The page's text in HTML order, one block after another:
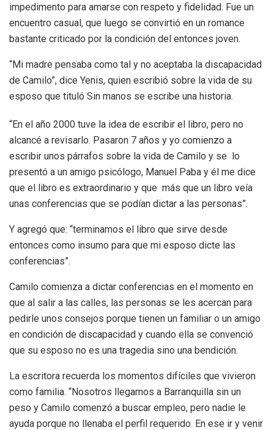
impedimento para amarse con respeto y fidelidad. Fue un
encuentro casual, que luego se convirtió en un romance
bastante criticado por la condición del entonces joven.
“Mi madre pensaba como tal y no aceptaba la discapacidad
de Camilo”, dice Yenis, quien escribió sobre la vida de su
esposo que tituló Sin manos se escribe una historia.
“En el año 2000 tuve la idea de escribir el libro, pero no
alcancé a revisarlo. Pasaron 7 años y yo comienzo a
escribir unos párrafos sobre la vida de Camilo y se lo
presentó a un amigo psicólogo, Manuel Paba y él me dice
que el libro es extraordinario y que más que un libro veía
unas conferencias que se podían dictar a las personas”.
Y agregó que: “terminamos el libro que sirve desde
entonces como insumo para que mi esposo dicte las
conferencias”.
Camilo comienza a dictar conferencias en el momento en
que al salir a las calles, las personas se les acercan para
pedirle unos consejos porque tienen un familiar o un amigo
en condición de discapacidad y cuando ella se convenció
que su esposo no es una tragedia sino una bendición.
La escritora recuerda los momentos difíciles que vivieron
como familia. “Nosotros llegamos a Barranquilla sin un
peso y Camilo comenzó a buscar empleo, pero nadie le
ayuda porque no llenaba el perfil requerido. En ese ir y venir